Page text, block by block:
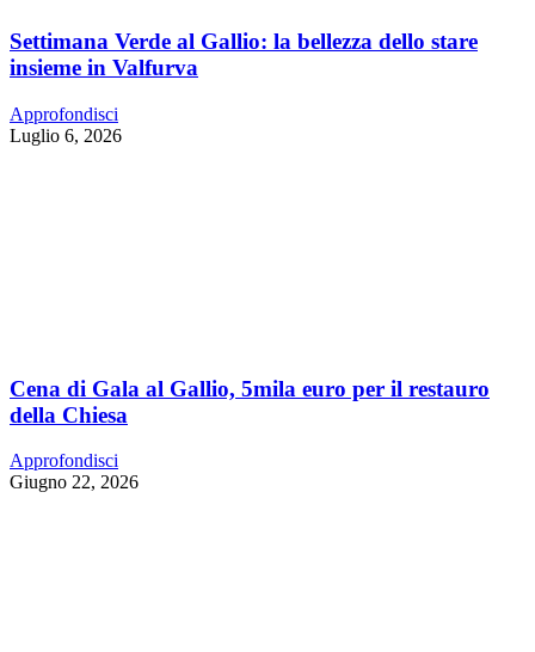
Settimana Verde al Gallio: la bellezza dello stare
insieme in Valfurva
Approfondisci
Luglio 6, 2026
Cena di Gala al Gallio, 5mila euro per il restauro
della Chiesa
Approfondisci
Giugno 22, 2026